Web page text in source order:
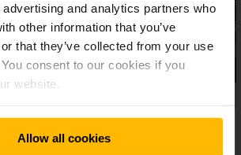
and analytics partners who
other information that you’ve
that they’ve collected from your use
consent to our cookies if you
website.
Allow all cookies